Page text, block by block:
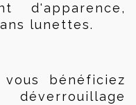
d'apparence,
lunettes.
bénéficiez